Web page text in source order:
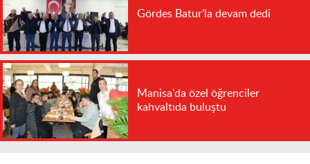
Gördes Batur'la devam dedi
Manisa'da özel öğrenciler
kahvaltıda buluştu